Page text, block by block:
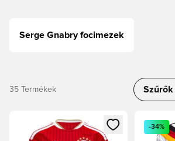
Serge Gnabry focimezek
35 Termékek Szűrők
Megnyit egy modált a
-34%